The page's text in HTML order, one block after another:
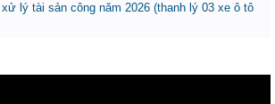
lý tài sản công năm 2026 (thanh lý 03 xe ô tô